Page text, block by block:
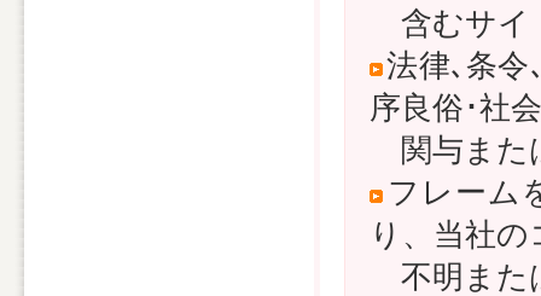
含むサイ
法律､条
序良俗･社
関与また
フレーム
り、当社
不明また